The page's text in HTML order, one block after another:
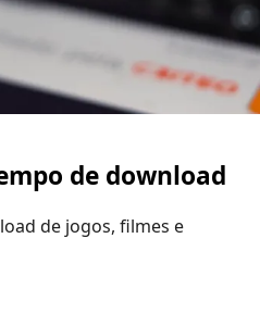
de download
de jogos, filmes e